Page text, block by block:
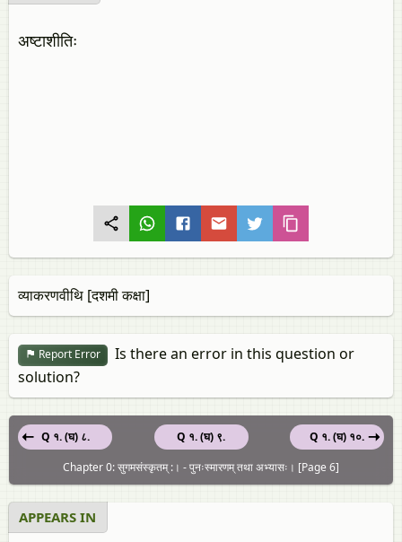
अष्टाशीतिः
व्याकरणवीथि [दशमी कक्षा]
Report Error
Is there an error in this question or
solution?
Q १. (घ) ९.
Q १. (घ) ८.
Q १. (घ) १०.
Chapter 0: सुगमसंस्कृतम् :। - पुनःस्मारणम्‌ तथा अभ्यासः। [Page 6]
APPEARS IN